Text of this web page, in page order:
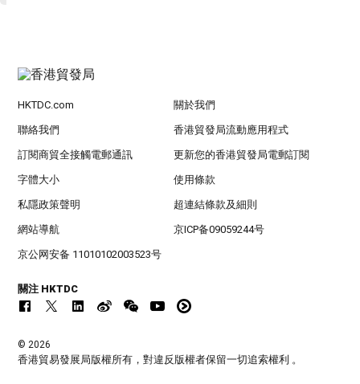
HKTDC.com 關於我們
聯絡我們 香港貿發局流動應用程式
訂閱商貿全接觸電郵通訊 更新您的香港貿發局電郵訂閱
字體大小 使用條款
私隱政策聲明 超連結條款及細則
網站導航 京ICP备09059244号
京公网安备 11010102003523号
關注 HKTDC
© 2026
香港貿易發展局版權所有，對違反版權者保留一切追索權利 。